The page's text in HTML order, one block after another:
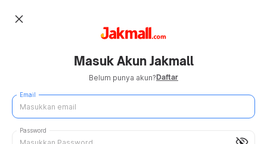
close
Masuk Akun Jakmall
Belum punya akun?Daftar
Email
Password